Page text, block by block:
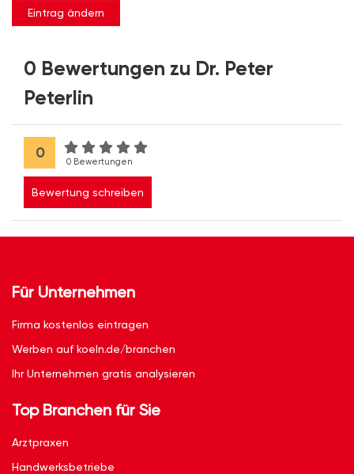
Eintrag ändern
0 Bewertungen zu Dr. Peter
Peterlin
0
0 Bewertungen
Bewertung schreiben
Für Unternehmen
Firma kostenlos eintragen
Werben auf koeln.de/branchen
Ihr Unternehmen gratis analysieren
Top Branchen für Sie
Arztpraxen
Handwerksbetriebe